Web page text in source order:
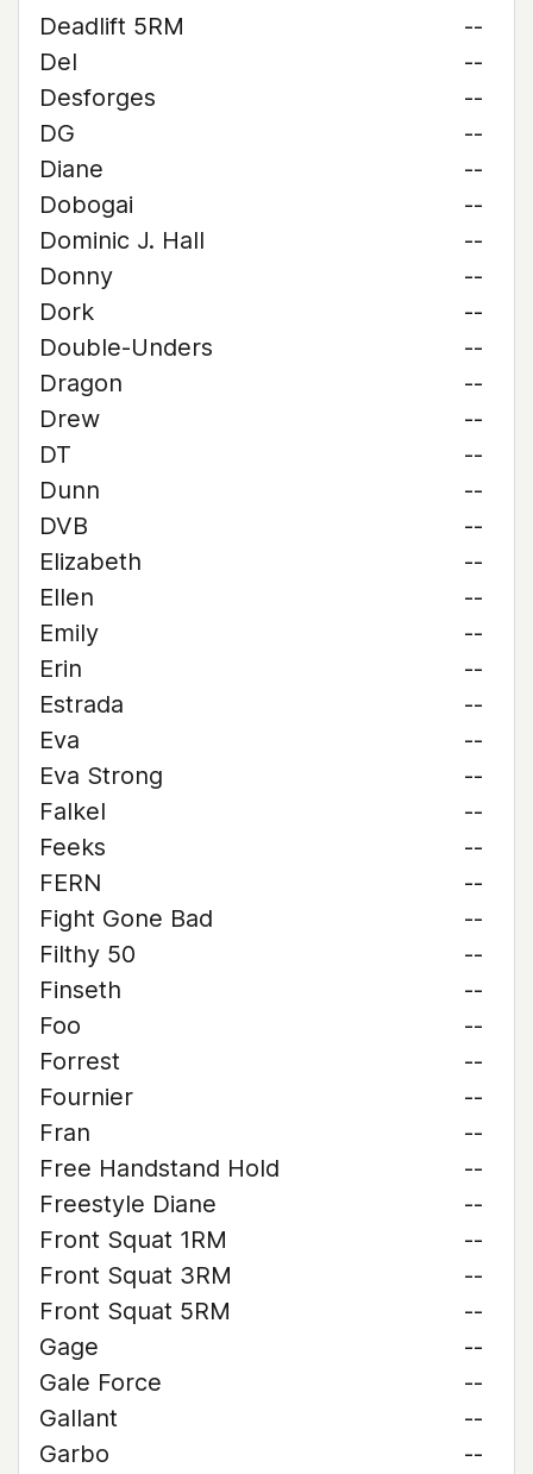
Deadlift 5RM
--
Del
--
Desforges
--
DG
--
Diane
--
Dobogai
--
Dominic J. Hall
--
Donny
--
Dork
--
Double-Unders
--
Dragon
--
Drew
--
DT
--
Dunn
--
DVB
--
Elizabeth
--
Ellen
--
Emily
--
Erin
--
Estrada
--
Eva
--
Eva Strong
--
Falkel
--
Feeks
--
FERN
--
Fight Gone Bad
--
Filthy 50
--
Finseth
--
Foo
--
Forrest
--
Fournier
--
Fran
--
Free Handstand Hold
--
Freestyle Diane
--
Front Squat 1RM
--
Front Squat 3RM
--
Front Squat 5RM
--
Gage
--
Gale Force
--
Gallant
--
Garbo
--